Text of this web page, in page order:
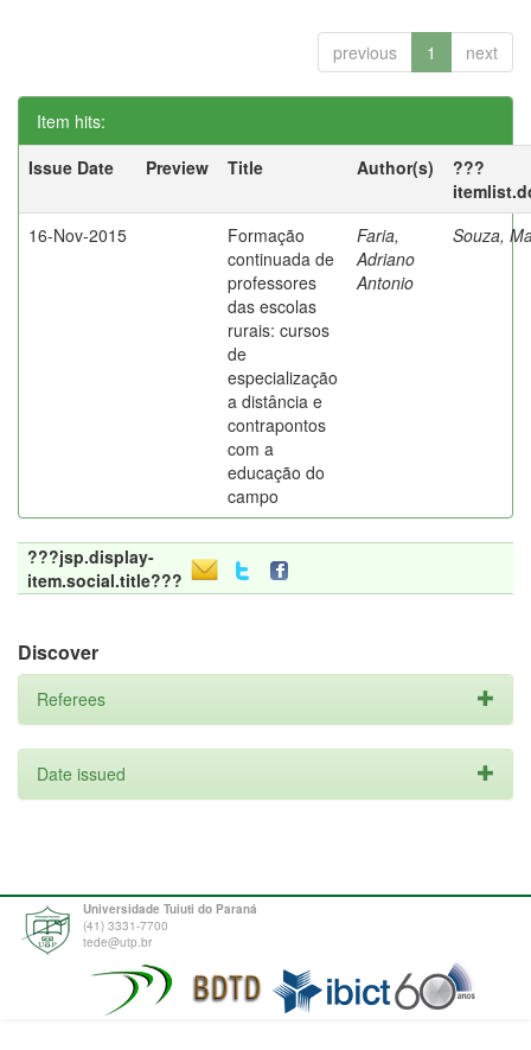
previous 1 next
Item hits:
Issue Date
Preview Title Author(s)
???
16-Nov-2015
Formação
continuada de
professores
das escolas
rurais: cursos
de
especialização
a distância e
contrapontos
com a
educação do
campo
Faria,
Adriano
Antonio
Souza,
???jsp.display-
item.social.title???
Discover
Referees
Date issued
Universidade Tuiuti do Paraná
(41) 3331-7700
tede@utp.br